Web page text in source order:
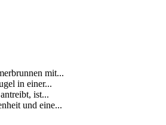
mit...
in einer...
ist...
und eine...